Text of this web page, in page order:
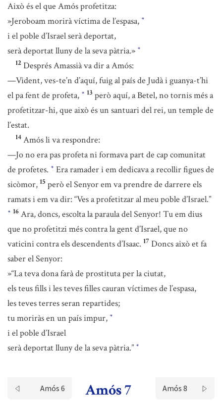
Això és el que Amós profetitza:
»Jeroboam morirà víctima de l’espasa, *
i el poble d’Israel serà deportat,
serà deportat lluny de la seva pàtria.» *
12 Després Amassià va dir a Amós:
—Vident, ves-te’n d’aquí, fuig al país de Judà i guanya-t’hi
el pa fent de profeta, * 13 però aquí, a Betel, no tornis més a
profetitzar-hi, que això és un santuari del rei, un temple de
l’estat.
14 Amós li va respondre:
—Jo no era pas profeta ni formava part de cap comunitat
de profetes. * Era ramader i em dedicava a recollir figues de
sicòmor, 15 però el Senyor em va prendre de darrere els
ramats i em va dir: “Ves a profetitzar al meu poble d’Israel.”
* 16 Ara, doncs, escolta la paraula del Senyor! Tu em dius
que no profetitzi més contra la gent d’Israel, que no
vaticini contra els descendents d’Isaac. 17 Doncs això et fa
saber el Senyor:
»“La teva dona farà de prostituta per la ciutat,
els teus fills i les teves filles cauran víctimes de l’espasa,
les teves terres seran repartides;
tu moriràs en un país impur, *
i el poble d’Israel
serà deportat lluny de la seva pàtria.” *
Amós 6 Amós 7 Amós 8